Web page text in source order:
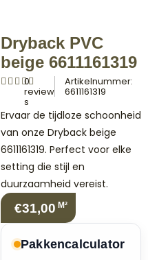
Dryback PVC
beige 6611161319
0
review
s
Artikelnummer:
6611161319
Ervaar de tijdloze schoonheid
van onze Dryback beige
6611161319. Perfect voor elke
setting die stijl en
duurzaamheid vereist.
€31,00 M²
Pakkencalculator